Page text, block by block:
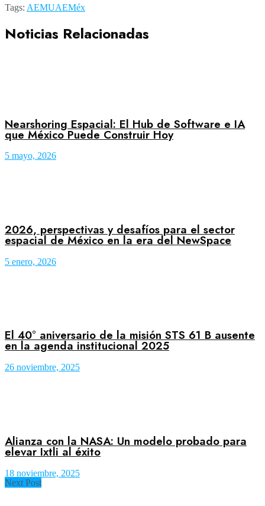
Tags: AEMUAEMéx
Noticias Relacionadas
Nearshoring Espacial: El Hub de Software e IA
que México Puede Construir Hoy
5 mayo, 2026
2026, perspectivas y desafíos para el sector
espacial de México en la era del NewSpace
5 enero, 2026
El 40° aniversario de la misión STS 61 B ausente
en la agenda institucional 2025
26 noviembre, 2025
Alianza con la NASA: Un modelo probado para
elevar Ixtli al éxito
18 noviembre, 2025
Next Post